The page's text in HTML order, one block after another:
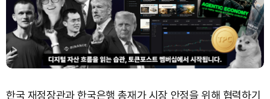
한국 재정장관과 한국은행 총재가 시장 안정을 위해 협력하기